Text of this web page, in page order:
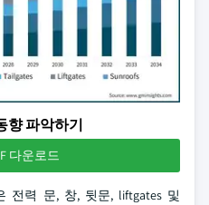
향 파악하기
다운로드
전력 문, 창, 뒷문, liftgates 및